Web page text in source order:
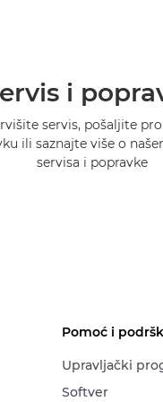
i
servis, pošaljite
ili saznajte više o
servisa i popravke
Pomoć i
Upravljački
Softver